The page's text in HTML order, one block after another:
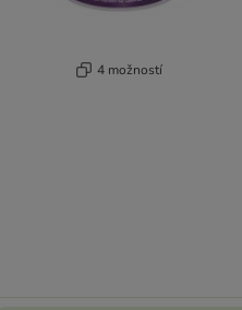
4 možností